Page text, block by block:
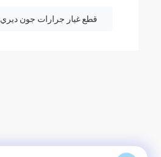
قطع غيار جرارات جون ديري